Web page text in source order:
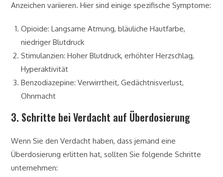
Anzeichen variieren. Hier sind einige spezifische Symptome:
Opioide: Langsame Atmung, bläuliche Hautfarbe,
niedriger Blutdruck
Stimulanzien: Hoher Blutdruck, erhöhter Herzschlag,
Hyperaktivität
Benzodiazepine: Verwirrtheit, Gedächtnisverlust,
Ohnmacht
3. Schritte bei Verdacht auf Überdosierung
Wenn Sie den Verdacht haben, dass jemand eine
Überdosierung erlitten hat, sollten Sie folgende Schritte
unternehmen: